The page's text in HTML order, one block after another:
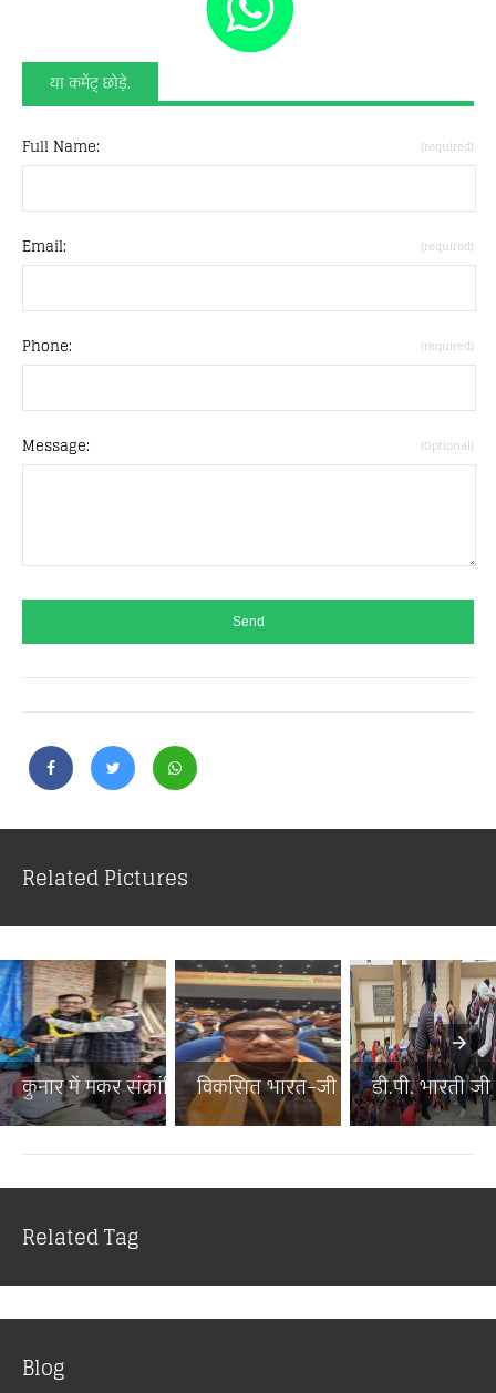
या कमेंट् छोड़े.
Full Name: (required)
Email: (required)
Phone: (required)
Message: (Optional)
Related Pictures
कुनार में मकर संक्रांति पर...विकसित भारत–जी राम जी जनज...
डी.पी. भारती
Related Tag
Blog